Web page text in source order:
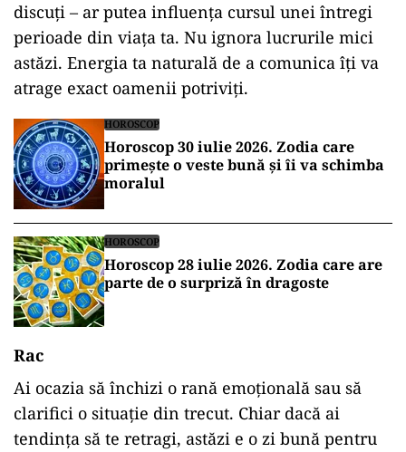
discuți – ar putea influența cursul unei întregi
perioade din viața ta. Nu ignora lucrurile mici
astăzi. Energia ta naturală de a comunica îți va
atrage exact oamenii potriviți.
HOROSCOP
Horoscop 30 iulie 2026. Zodia care
primește o veste bună și îi va schimba
moralul
HOROSCOP
Horoscop 28 iulie 2026. Zodia care are
parte de o surpriză în dragoste
Rac
Ai ocazia să închizi o rană emoțională sau să
clarifici o situație din trecut. Chiar dacă ai
tendința să te retragi, astăzi e o zi bună pentru